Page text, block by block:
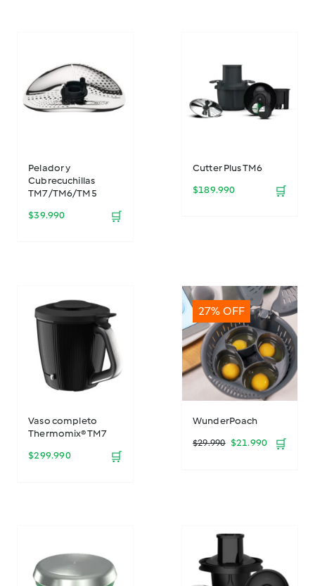
Pelador y
Cubrecuchillas
TM7/TM6/TM5
$39.990 🛒
Cutter Plus TM6
$189.990 🛒
Vaso completo
Thermomix® TM7
$299.990 🛒
27% OFF
WunderPoach
$29.990 El
$29.990.
$21.990El 🛒